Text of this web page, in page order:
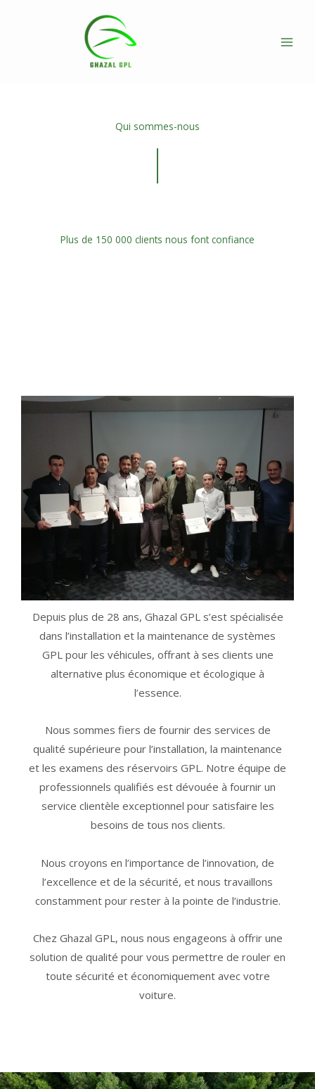
Qui sommes-nous
Plus de 150 000 clients nous font confiance
Depuis plus de 28 ans, Ghazal GPL s’est spécialisée
dans l’installation et la maintenance de systèmes
GPL pour les véhicules, offrant à ses clients une
alternative plus économique et écologique à
l’essence.
Nous sommes fiers de fournir des services de
qualité supérieure pour l’installation, la maintenance
et les examens des réservoirs GPL. Notre équipe de
professionnels qualifiés est dévouée à fournir un
service clientèle exceptionnel pour satisfaire les
besoins de tous nos clients.
Nous croyons en l’importance de l’innovation, de
l’excellence et de la sécurité, et nous travaillons
constamment pour rester à la pointe de l’industrie.
Chez Ghazal GPL, nous nous engageons à offrir une
solution de qualité pour vous permettre de rouler en
toute sécurité et économiquement avec votre
voiture.